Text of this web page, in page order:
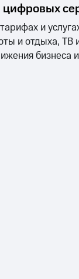
и
и отдыха, ТВ
бизнеса